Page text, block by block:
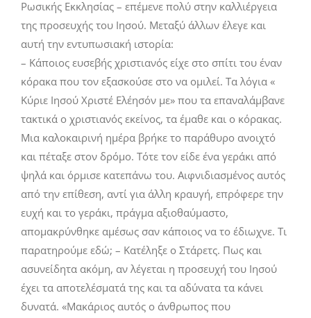
Ρωσικής Εκκλησίας – επέμενε πολύ στην καλλιέργεια
της προσευχής του Ιησού. Μεταξύ άλλων έλεγε και
αυτή την εντυπωσιακή ιστορία:
– Κάποιος ευσεβής χριστιανός είχε στο σπίτι του έναν
κόρακα που τον εξασκούσε στο να ομιλεί. Τα λόγια «
Κύριε Ιησού Χριστέ Ελέησόν με» που τα επαναλάμβανε
τακτικά ο χριστιανός εκείνος, τα έμαθε και ο κόρακας.
Μια καλοκαιρινή ημέρα βρήκε το παράθυρο ανοιχτό
και πέταξε στον δρόμο. Τότε τον είδε ένα γεράκι από
ψηλά και όρμισε κατεπάνω του. Αιφνιδιασμένος αυτός
από την επίθεση, αντί για άλλη κραυγή, επρόφερε την
ευχή και το γεράκι, πράγμα αξιοθαύμαστο,
απομακρύνθηκε αμέσως σαν κάποιος να το έδιωχνε. Τι
παρατηρούμε εδώ; – Κατέληξε ο Στάρετς. Πως και
ασυνείδητα ακόμη, αν λέγεται η προσευχή του Ιησού
έχει τα αποτελέσματά της και τα αδύνατα τα κάνει
δυνατά. «Μακάριος αυτός ο άνθρωπος που